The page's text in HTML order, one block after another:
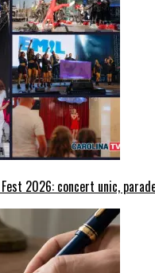
Fest 2026: concert unic,